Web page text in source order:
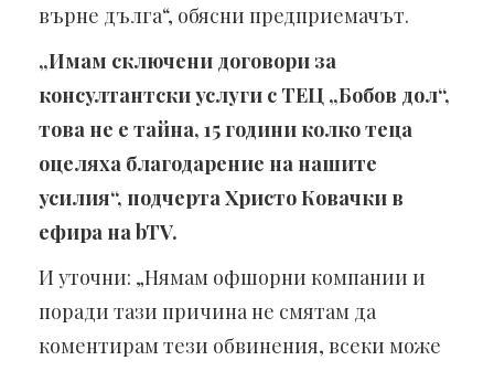
върне дълга“, обясни предприемачът.
„Имам сключени договори за
консултантски услуги с ТЕЦ „Бобов дол“,
това не е тайна, 15 години колко теца
оцеляха благодарение на нашите
усилия“, подчерта Христо Ковачки в
ефира на bTV.
И уточни: „Нямам офшорни компании и
поради тази причина не смятам да
коментирам тези обвинения, всеки може